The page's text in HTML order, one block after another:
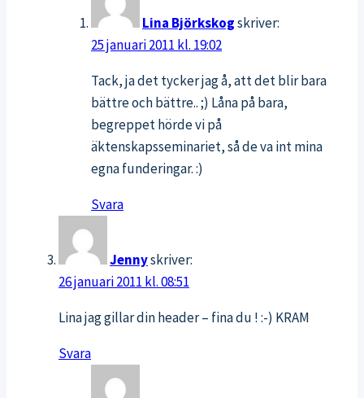
Lina Björkskogskriver:
25 januari 2011 kl. 19:02
Tack, ja det tycker jag å, att det blir bara
bättre och bättre.. ;) Låna på bara,
begreppet hörde vi på
äktenskapsseminariet, så de va int mina
egna funderingar. :)
Svara
Jennyskriver:
26 januari 2011 kl. 08:51
Lina jag gillar din header – fina du ! :-) KRAM
Svara